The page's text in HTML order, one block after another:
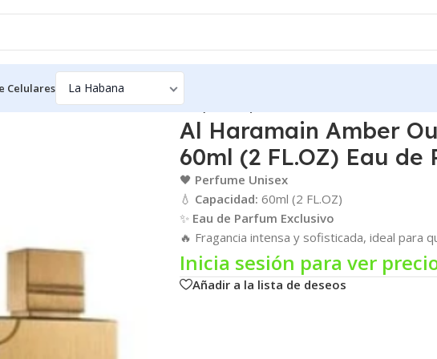
Celulares
Oud Black Edition Unisex – 60ml (2 FL.OZ) Eau de Parfum
Al Haramain Amber
60ml (2 FL.OZ) Eau de
🖤 Perfume Unisex
💧 Capacidad: 60ml (2 FL.OZ)
✨ Eau de Parfum Exclusivo
🔥 Fragancia intensa y sofisticada, ideal para
Inicia sesión para ver
Añadir a la lista de deseos